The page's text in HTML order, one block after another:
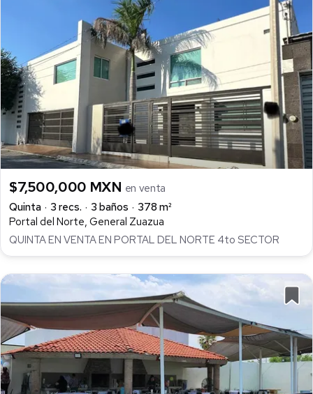
$7,500,000 MXN en venta
Quinta
3 recs. 3 baños
378 m²
Portal del Norte, General Zuazua
QUINTA EN VENTA EN PORTAL DEL NORTE 4to SECTOR